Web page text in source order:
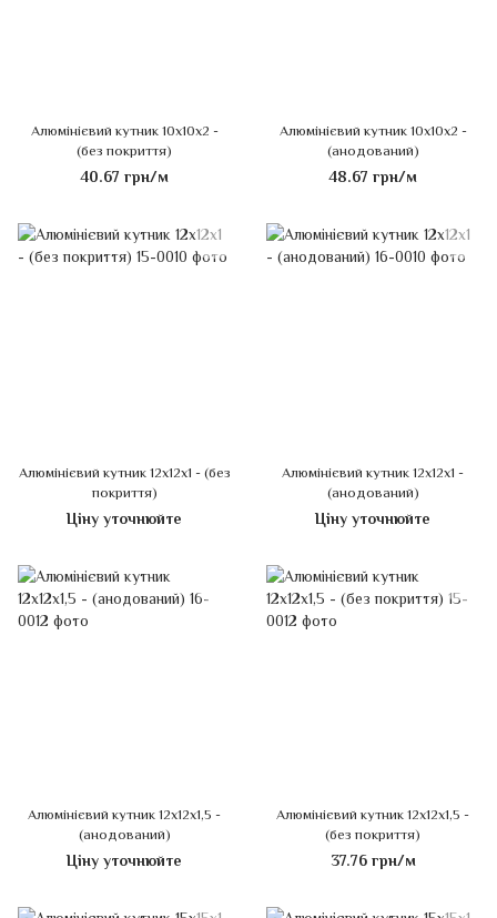
Алюмінієвий кутник 10х10х2 -
(без покриття)
40.67 грн/м
Алюмінієвий кутник 10х10х2 -
(анодований)
48.67 грн/м
Алюмінієвий кутник 12х12х1 - (без
покриття)
Ціну уточнюйте
Алюмінієвий кутник 12х12х1 -
(анодований)
Ціну уточнюйте
Алюмінієвий кутник 12х12х1,5 -
(анодований)
Ціну уточнюйте
Алюмінієвий кутник 12х12х1,5 -
(без покриття)
37.76 грн/м